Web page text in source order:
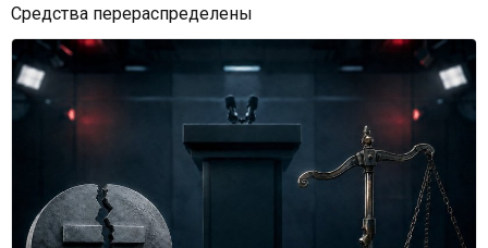
Средства перераспределены